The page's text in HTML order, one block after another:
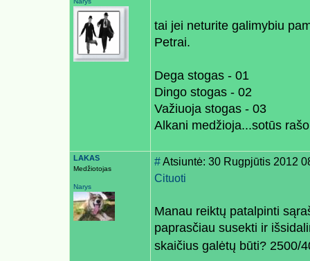
tai jei neturite galimybiu
Petrai.
Dega stogas - 01
Dingo stogas - 02
Važiuoja stogas - 03
Alkani medžioja...sotūs
LAKAS
Medžiotojas
Narys
#Atsiuntė: 30 Rugpjūtis 2012
Cituoti
Manau reiktų patalpinti
paprasčiau susekti ir
skaičius galėtų būti? 2500/